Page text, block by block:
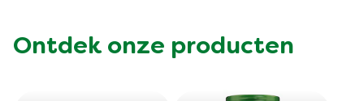
Ontdek onze producten